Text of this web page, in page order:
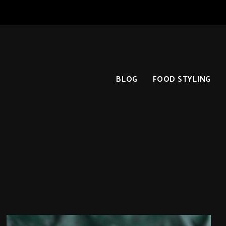
FOOD STYLING
BLOG